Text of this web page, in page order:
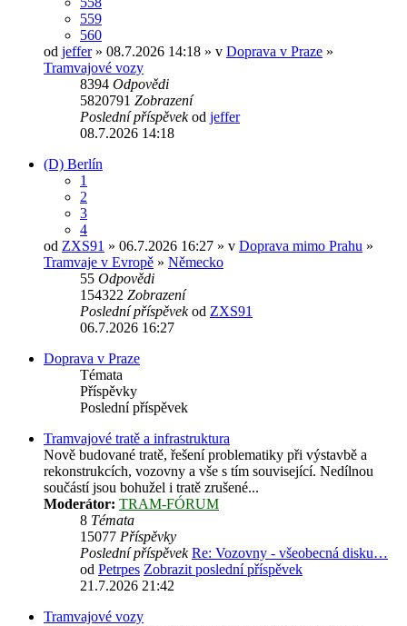
559
560
od jeffer» 08.7.2026 14:18 » v Doprava v Praze »
Tramvajové vozy
8394 Odpovědi
5820791 Zobrazení
Poslední příspěvekod jeffer
08.7.2026 14:18
(D) Berlín
1
2
3
4
od ZXS91 » 06.7.2026 16:27 » v Doprava mimo Prahu »
Tramvaje v Evropě » Německo
55 Odpovědi
154322 Zobrazení
Poslední příspěvekod ZXS91
06.7.2026 16:27
Doprava v Praze
Témata
Příspěvky
Poslední příspěvek
Tramvajové tratě a infrastruktura
Nově budované tratě, řešení problematiky při výstavbě a
rekonstrukcích, vozovny a vše s tím související. Nedílnou
součástí jsou bohužel i tratě zrušené...
Moderátor: TRAM-FÓRUM
8 Témata
15077 Příspěvky
Poslední příspěvek Re: Vozovny - všeobecná disku…
od Petrpes Zobrazit poslední příspěvek
21.7.2026 21:42
Tramvajové vozy